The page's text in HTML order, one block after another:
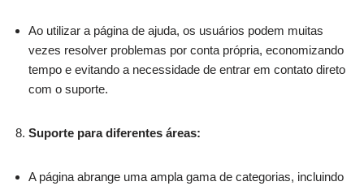
Ao utilizar a página de ajuda, os usuários podem muitas
vezes resolver problemas por conta própria, economizando
tempo e evitando a necessidade de entrar em contato direto
com o suporte.
Suporte para diferentes áreas:
A página abrange uma ampla gama de categorias, incluindo